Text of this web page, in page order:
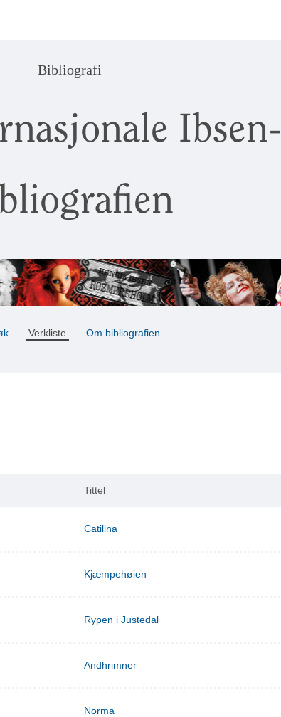
Bibliografi
Ibsen-
Verkliste Om bibliografien
Tittel
Catilina
Kjæmpehøien
Rypen i Justedal
Andhrimner
Norma